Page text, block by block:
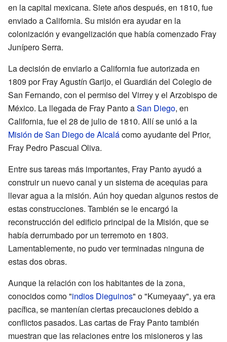
en la capital mexicana. Siete años después, en 1810, fue
enviado a California. Su misión era ayudar en la
colonización y evangelización que había comenzado Fray
Junípero Serra.
La decisión de enviarlo a California fue autorizada en
1809 por Fray Agustín Garijo, el Guardián del Colegio de
San Fernando, con el permiso del Virrey y el Arzobispo de
México. La llegada de Fray Panto aSan Diego, en
California, fue el 28 de julio de 1810. Allí se unió a la
Misión de San Diego de Alcalácomo ayudante del Prior,
Fray Pedro Pascual Oliva.
Entre sus tareas más importantes, Fray Panto ayudó a
construir un nuevo canal y un sistema de acequias para
llevar agua a la misión. Aún hoy quedan algunos restos de
estas construcciones. También se le encargó la
reconstrucción del edificio principal de la Misión, que se
había derrumbado por un terremoto en 1803.
Lamentablemente, no pudo ver terminadas ninguna de
estas dos obras.
Aunque la relación con los habitantes de la zona,
conocidos como "indios Dieguinos" o "Kumeyaay", ya era
pacífica, se mantenían ciertas precauciones debido a
conflictos pasados. Las cartas de Fray Panto también
muestran que las relaciones entre los misioneros y las